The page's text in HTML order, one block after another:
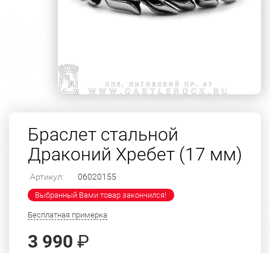
Браслет стальной
Драконий Хребет (17 мм)
Артикул: 06020155
Выбранный Вами товар закончился!
Бесплатная примерка
3 990 ₽